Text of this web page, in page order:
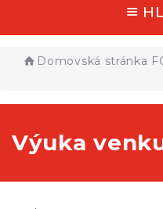
Domovská stránka
Výuka